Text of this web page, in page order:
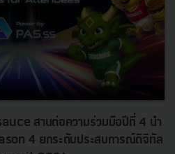
สานต่อความร่วมมือปีที่ 4 นำ
4 ยกระดับประสบการณ์ดิจิทัล